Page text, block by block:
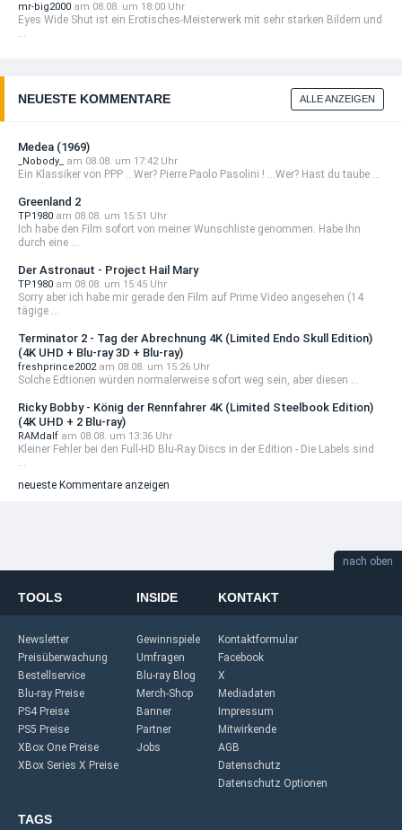
mr-big2000 am 08.08. um 18:00 Uhr
Eyes Wide Shut ist ein Erotisches-Meisterwerk mit sehr starken Bildern und
...
NEUESTE KOMMENTARE ALLE ANZEIGEN
Medea (1969)
_Nobody_ am 08.08. um 17:42 Uhr
Ein Klassiker von PPP ...Wer? Pierre Paolo Pasolini ! ...Wer? Hast du taube ...
Greenland 2
TP1980 am 08.08. um 15:51 Uhr
Ich habe den Film sofort von meiner Wunschliste genommen. Habe Ihn
durch eine ...
Der Astronaut - Project Hail Mary
TP1980 am 08.08. um 15:45 Uhr
Sorry aber ich habe mir gerade den Film auf Prime Video angesehen (14
tägige ...
Terminator 2 - Tag der Abrechnung 4K (Limited Endo Skull Edition)
(4K UHD + Blu-ray 3D + Blu-ray)
freshprince2002 am 08.08. um 15:26 Uhr
Solche Edtionen würden normalerweise sofort weg sein, aber diesen ...
Ricky Bobby - König der Rennfahrer 4K (Limited Steelbook Edition)
(4K UHD + 2 Blu-ray)
RAMdalf am 08.08. um 13:36 Uhr
Kleiner Fehler bei den Full-HD Blu-Ray Discs in der Edition - Die Labels sind
...
neueste Kommentare anzeigen
nach oben
TOOLS
Newsletter
Preisüberwachung
Bestellservice
Blu-ray Preise
PS4 Preise
PS5 Preise
XBox One Preise
XBox Series X Preise
INSIDE
Gewinnspiele
Umfragen
Blu-ray Blog
Merch-Shop
Banner
Partner
Jobs
KONTAKT
Kontaktformular
Facebook
X
Mediadaten
Impressum
Mitwirkende
AGB
Datenschutz
Datenschutz Optionen
TAGS